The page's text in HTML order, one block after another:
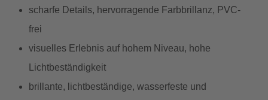
scharfe Details, hervorragende Farbbrillanz, PVC-
frei
visuelles Erlebnis auf hohem Niveau, hohe
Lichtbeständigkeit
brillante, lichtbeständige, wasserfeste und